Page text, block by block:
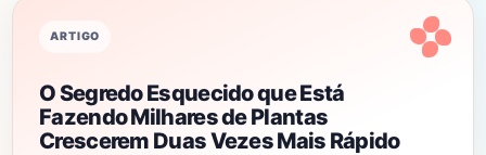
ARTIGO
O Segredo Esquecido que Está
Fazendo Milhares de Plantas
Crescerem Duas Vezes Mais Rápido